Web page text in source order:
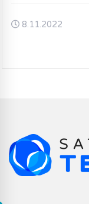
8.11.2022